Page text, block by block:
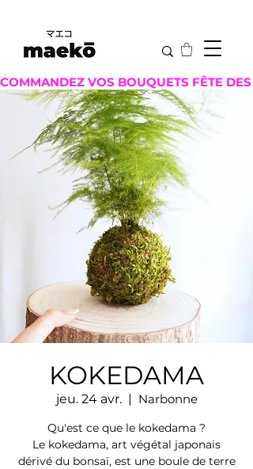
COMMANDEZ VOS BOUQUETS FÊTE DES
KOKEDAMA
jeu. 24 avr.
  |
Narbonne
Qu'est ce que le kokedama ?
Le kokedama, art végétal japonais
dérivé du bonsaï, est une boule de terre